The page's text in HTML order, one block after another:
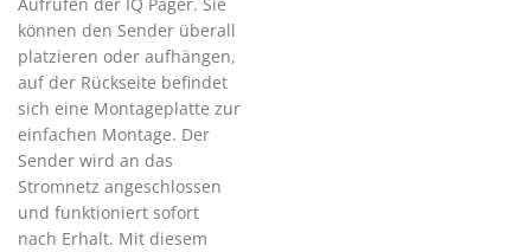
Aufrufen der IQ Pager. Sie
können den Sender überall
platzieren oder aufhängen,
auf der Rückseite befindet
sich eine Montageplatte zur
einfachen Montage. Der
Sender wird an das
Stromnetz angeschlossen
und funktioniert sofort
nach Erhalt. Mit diesem